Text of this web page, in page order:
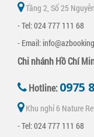
Tầng 2, Số 25
- Tel: 024 777 111 68
- Email:
Chi nhánh Hồ Chí
Hotline:0975
Khu nghỉ 6 Nature
- Tel: 024 777 111 68